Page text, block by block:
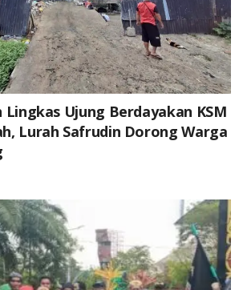
Lingkas Ujung Berdayakan KSM
Lurah Safrudin Dorong Warga